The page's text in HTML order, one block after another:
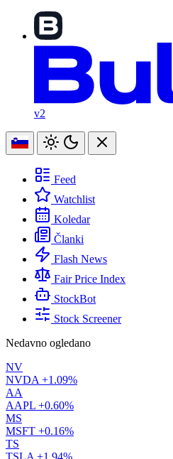
v2
Feed
Watchlist
Koledar
Članki
Flash News
Fair Price Index
StockBot
Stock Screener
Nedavno ogledano
NV
NVDA +1.09%
AA
AAPL +0.60%
MS
MSFT +0.16%
TS